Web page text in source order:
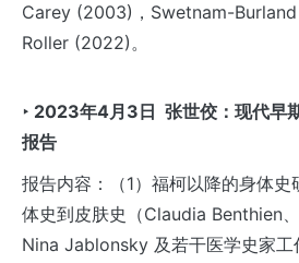
Carey (2003)，Swetnam-Burland
Roller (2022)。
‣ 2023年4月3日 张世佼：现代早
报告
报告内容：（1）福柯以降的身体
体史到皮肤史（Claudia Benthien
Nina Jablonsky 及若干医学史家工